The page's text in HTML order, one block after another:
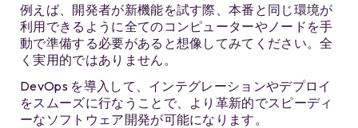
例えば、開発者が新機能を試す際、本番と同じ環境が
利用できるように全てのコンピューターやノードを手
動で準備する必要があると想像してみてください。全
く実用的ではありません。
DevOps を導入して、インテグレーションやデプロイ
をスムーズに行なうことで、より革新的でスピーディ
ーなソフトウェア開発が可能になります。